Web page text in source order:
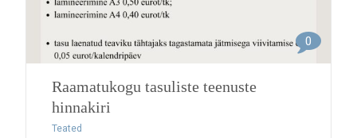
0
Raamatukogu tasuliste teenuste
hinnakiri
Teated